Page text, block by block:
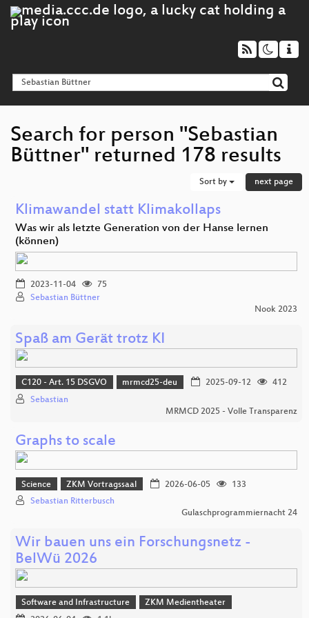
Search for person "Sebastian
Büttner" returned 178 results
Sort by next page
Klimawandel statt Klimakollaps
Was wir als letzte Generation von der Hanse lernen
(können)
2023-11-04
75
Sebastian Büttner
Nook 2023
Spaß am Gerät trotz KI
C120 - Art. 15 DSGVO mrmcd25-deu 2025-09-12
412
Sebastian
MRMCD 2025 - Volle Transparenz
Graphs to scale
Science ZKM Vortragssaal 2026-06-05
133
Sebastian Ritterbusch
Gulaschprogrammiernacht 24
Wir bauen uns ein Forschungsnetz -
BelWü 2026
Software and Infrastructure
ZKM Medientheater